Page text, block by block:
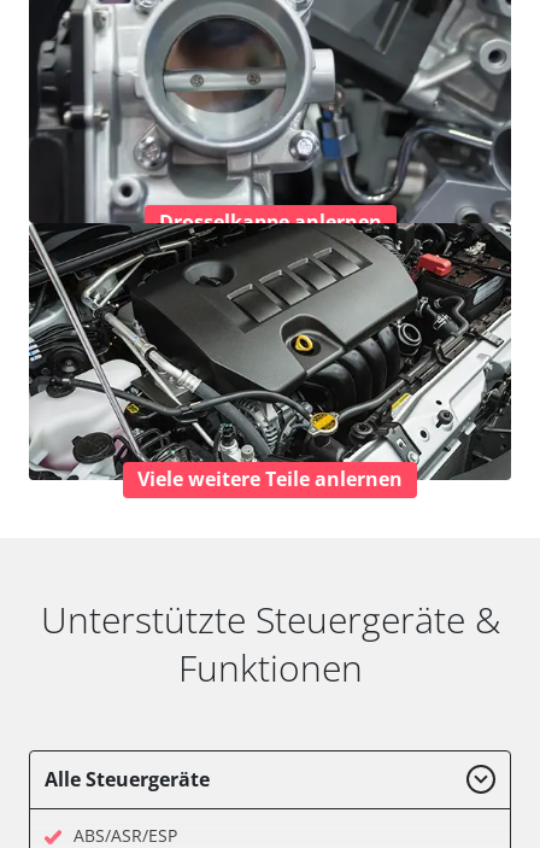
Drosselkappe anlernen
Viele weitere Teile anlernen
Unterstützte Steuergeräte &
Funktionen
Alle Steuergeräte
ABS/ASR/ESP